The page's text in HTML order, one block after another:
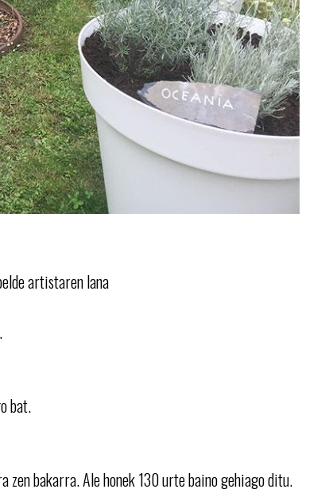
artistaren lana
bat.
bakarra. Ale honek 130 urte baino gehiago ditu.